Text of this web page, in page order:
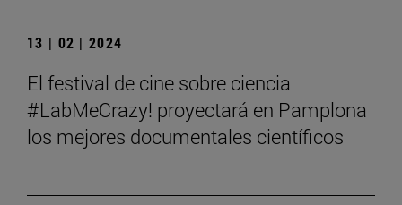
13 | 02 | 2024
El festival de cine sobre ciencia
#LabMeCrazy! proyectará en Pamplona
los mejores documentales científicos